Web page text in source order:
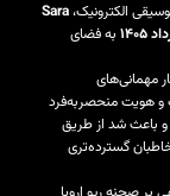
الکترونیک،Sara
به فضای
مهمانی‌های
و هویت منحصربه‌فرد
باعث شد از طریق
گسترده‌تری